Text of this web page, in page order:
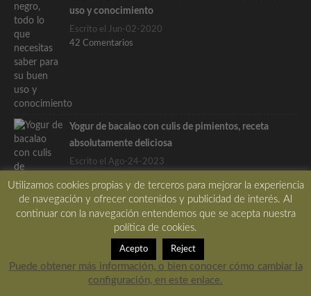
uso y conocimiento
Escrito el Jun-02-2020
42 Comentarios
Yogur de bacalao con culis de pimientos, receta
absolutamente deliciosa
Escrito el Ago-24-2023
ALIÑO aperitivo Apuntes
Utilizamos cookies propias y de terceros para mejorar la experiencia
de navegación y ofrecer contenidos y publicidad de interés. Al
continuar con la navegación entendemos que se acepta nuestra
política de cookies.
Acepto Reject
Puede obtener más información, o bien conocer cómo cambiar la
configuración, en este enlace.